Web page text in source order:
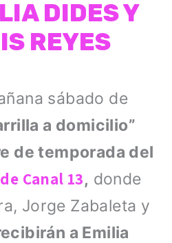
DIDES Y
REYES
sábado de
a domicilio”
de temporada del
Canal 13, donde
Jorge Zabaleta y
a Emilia